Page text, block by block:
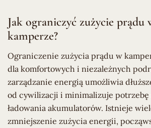
Jak ograniczyć zużycie prądu
kamperze?
Ograniczenie zużycia prądu w
dla komfortowych i niezależnych
zarządzanie energią umożliwia
od cywilizacji i minimalizuje potrzebę
ładowania akumulatorów. Istnieje
zmniejszenie zużycia energii,